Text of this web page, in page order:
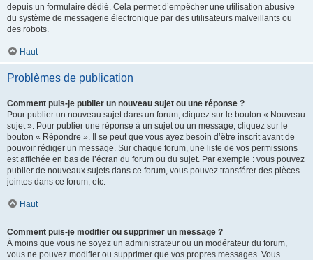
depuis un formulaire dédié. Cela permet d’empêcher une utilisation abusive
du système de messagerie électronique par des utilisateurs malveillants ou
des robots.
Haut
Problèmes de publication
Comment puis-je publier un nouveau sujet ou une réponse ?
Pour publier un nouveau sujet dans un forum, cliquez sur le bouton « Nouveau
sujet ». Pour publier une réponse à un sujet ou un message, cliquez sur le
bouton « Répondre ». Il se peut que vous ayez besoin d’être inscrit avant de
pouvoir rédiger un message. Sur chaque forum, une liste de vos permissions
est affichée en bas de l’écran du forum ou du sujet. Par exemple : vous pouvez
publier de nouveaux sujets dans ce forum, vous pouvez transférer des pièces
jointes dans ce forum, etc.
Haut
Comment puis-je modifier ou supprimer un message ?
À moins que vous ne soyez un administrateur ou un modérateur du forum,
vous ne pouvez modifier ou supprimer que vos propres messages. Vous